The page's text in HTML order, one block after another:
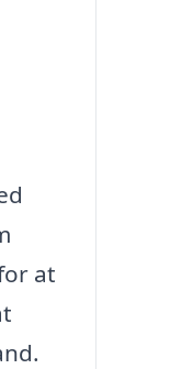
at